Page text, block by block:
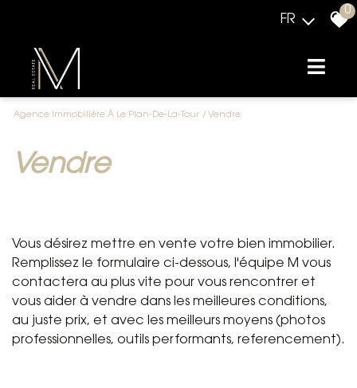
FR
0
Agence Immobilière À Le Plan-De-La-Tour Vendre
vendre
Vous désirez mettre en vente votre bien immobilier.
Remplissez le formulaire ci-dessous, l'équipe M vous
contactera au plus vite pour vous rencontrer et
vous aider à vendre dans les meilleures conditions,
au juste prix, et avec les meilleurs moyens (photos
professionnelles, outils performants, referencement).